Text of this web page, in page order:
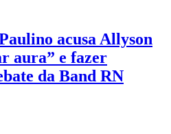
acusa Allyson
aura” e fazer
da Band RN